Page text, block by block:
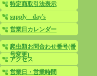
特定商取引法表示
supply day's
営業日カレンダー
爬虫類お問合わせ番号(番
号変更)
アクセス
営業日・営業時間